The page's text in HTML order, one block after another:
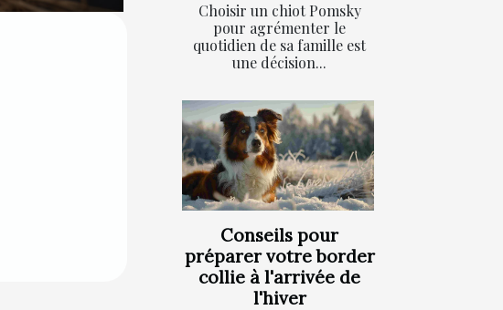
Choisir un chiot Pomsky
pour agrémenter le
quotidien de sa famille est
une décision...
Conseils pour
préparer votre border
collie à l'arrivée de
l'hiver